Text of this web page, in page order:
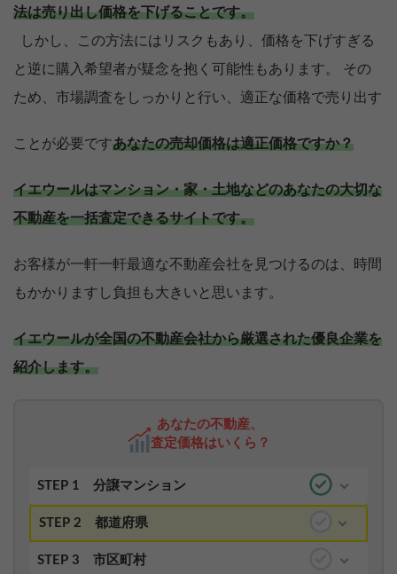
法は売り出し価格を下げることです。
しかし、この方法にはリスクもあり、価格を下げすぎる
と逆に購入希望者が疑念を抱く可能性もあります。 その
ため、市場調査をしっかりと行い、適正な価格で売り出す
ことが必要ですあなたの売却価格は適正価格ですか？
イエウールはマンション・家・土地などのあなたの大切な
不動産を一括査定できるサイトです。
お客様が一軒一軒最適な不動産会社を見つけるのは、時間
もかかりますし負担も大きいと思います。
イエウールが全国の不動産会社から厳選された優良企業を
紹介します。
あなたの不動産、
査定価格はいくら？
STEP 1 分譲マンション
STEP 2 都道府県
STEP 3 市区町村